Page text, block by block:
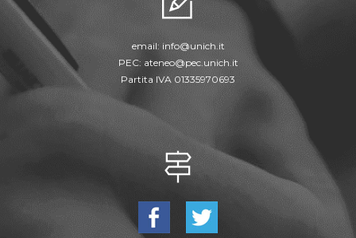
email: info@unich.it
PEC: ateneo@pec.unich.it
Partita IVA 01335970693